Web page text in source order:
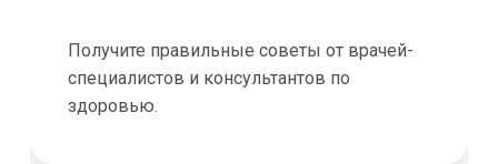
Получите правильные советы от врачей-
специалистов и консультантов по
здоровью.